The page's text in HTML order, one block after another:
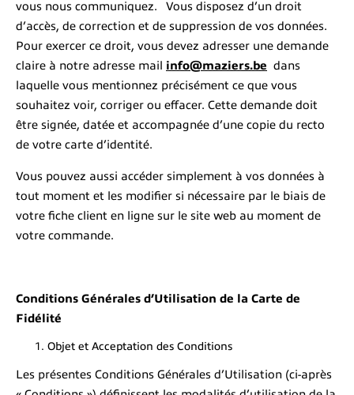
vous nous communiquez. Vous disposez d’un droit
d’accès, de correction et de suppression de vos données.
Pour exercer ce droit, vous devez adresser une demande
claire à notre adresse mail info@maziers.be dans
laquelle vous mentionnez précisément ce que vous
souhaitez voir, corriger ou effacer. Cette demande doit
être signée, datée et accompagnée d’une copie du recto
de votre carte d’identité.
Vous pouvez aussi accéder simplement à vos données à
tout moment et les modifier si nécessaire par le biais de
votre fiche client en ligne sur le site web au moment de
votre commande.
Conditions Générales d’Utilisation de la Carte de
Fidélité
Objet et Acceptation des Conditions
Les présentes Conditions Générales d’Utilisation (ci-après